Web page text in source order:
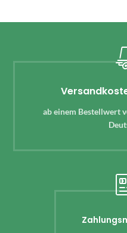
ab einem Bestellwert